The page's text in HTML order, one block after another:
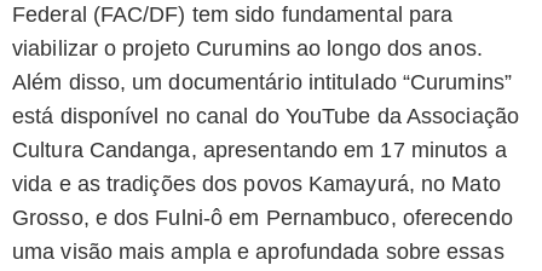
Federal (FAC/DF) tem sido fundamental para
viabilizar o projeto Curumins ao longo dos anos.
Além disso, um documentário intitulado “Curumins”
está disponível no canal do YouTube da Associação
Cultura Candanga, apresentando em 17 minutos a
vida e as tradições dos povos Kamayurá, no Mato
Grosso, e dos Fulni-ô em Pernambuco, oferecendo
uma visão mais ampla e aprofundada sobre essas